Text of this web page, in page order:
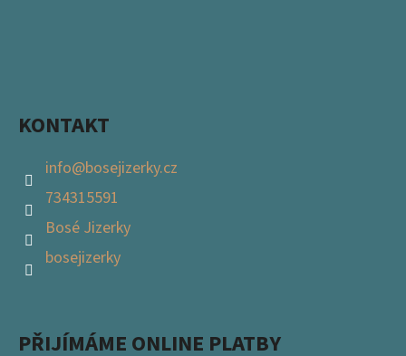
KONTAKT
info@bosejizerky.cz
734315591
Bosé Jizerky
bosejizerky
PŘIJÍMÁME ONLINE PLATBY